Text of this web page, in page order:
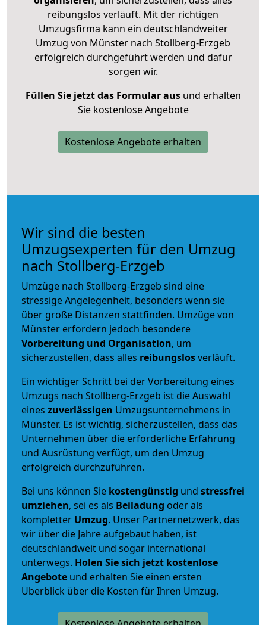
reibungslos verläuft. Mit der richtigen
Umzugsfirma kann ein deutschlandweiter
Umzug von Münster nach Stollberg-Erzgeb
erfolgreich durchgeführt werden und dafür
sorgen wir.
Füllen Sie jetzt das Formular ausund erhalten
Sie kostenlose Angebote
Kostenlose Angebote erhalten
Wir sind die besten
Umzugsexperten für den Umzug
nach Stollberg-Erzgeb
Umzüge nach Stollberg-Erzgeb sind eine
stressige Angelegenheit, besonders wenn sie
über große Distanzen stattfinden. Umzüge von
Münster erfordern jedoch besondere
Vorbereitung und Organisation, um
sicherzustellen, dass alles reibungslosverläuft.
Ein wichtiger Schritt bei der Vorbereitung eines
Umzugs nach Stollberg-Erzgeb ist die Auswahl
eines zuverlässigen Umzugsunternehmens in
Münster. Es ist wichtig, sicherzustellen, dass das
Unternehmen über die erforderliche Erfahrung
und Ausrüstung verfügt, um den Umzug
erfolgreich durchzuführen.
Bei uns können Sie kostengünstig und stressfrei
umziehen, sei es als Beiladung oder als
kompletter Umzug. Unser Partnernetzwerk, das
wir über die Jahre aufgebaut haben, ist
deutschlandweit und sogar international
unterwegs. Holen Sie sich jetzt kostenlose
Angebote und erhalten Sie einen ersten
Überblick über die Kosten für Ihren Umzug.